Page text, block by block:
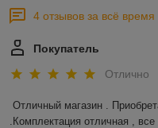
4 отзывов за всё время
Покупатель
Отлично
Отличный магазин .
.Комплектация отличная ,